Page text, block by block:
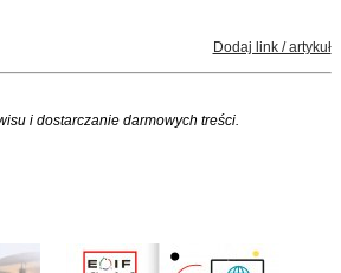
Dodaj link / artykuł
i dostarczanie darmowych treści.